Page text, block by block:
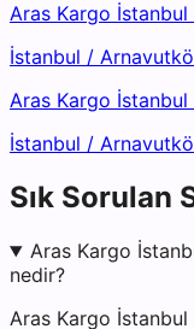
Aras Kargo
İstanbul /
Aras Kargo
İstanbul /
Sık Sorulan
Aras Kargo
nedir?
Aras Kargo